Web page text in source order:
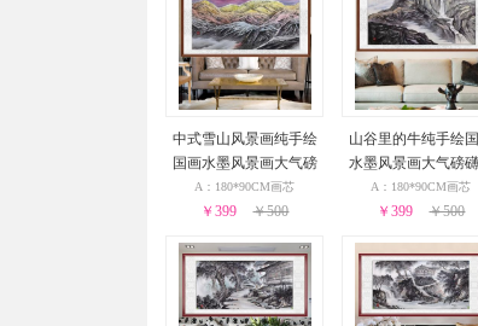
中式雪山风景画纯手绘
国画水墨风景画大气磅
礴的风景画
A：180*90CM画芯
￥399 ￥500
山谷里的牛纯手绘
水墨风景画大气磅
山谷风景画
A：180*90CM画芯
￥399 ￥500